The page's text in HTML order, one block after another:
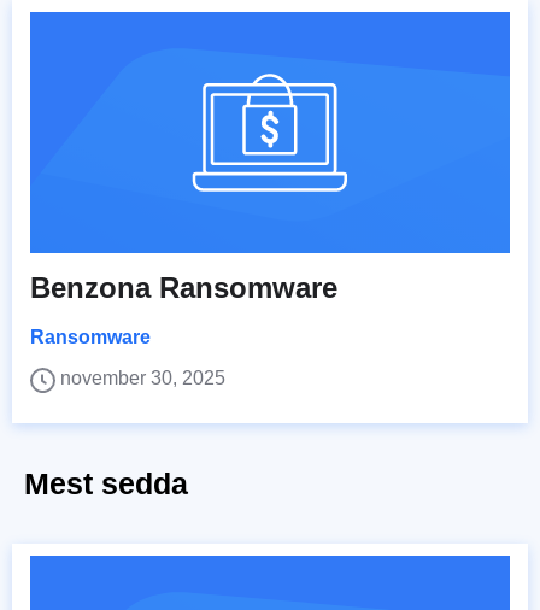
Benzona Ransomware
Ransomware
november 30, 2025
Mest sedda